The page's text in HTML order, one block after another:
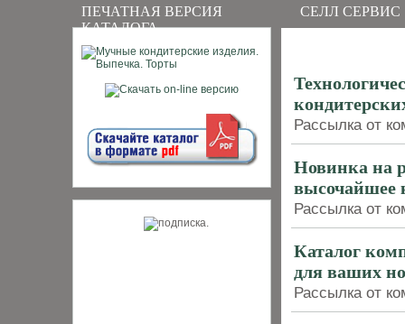
ПЕЧАТНАЯ ВЕРСИЯ
КАТАЛОГА
СЕЛЛ СЕРВИС
Рассылка от
Новинка на
высочайшее
Рассылка от
Каталог
для ваших
Рассылка от